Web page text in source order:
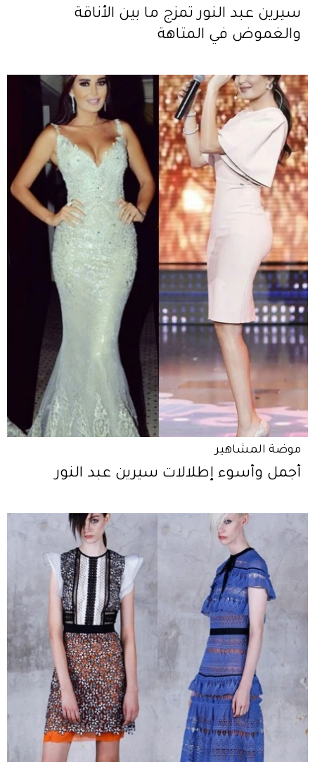
سيرين عبد النور تمزج ما بين الأناقة
والغموض في المتاهة
موضة المشاهير
أجمل وأسوء إطلالات سيرين عبد النور